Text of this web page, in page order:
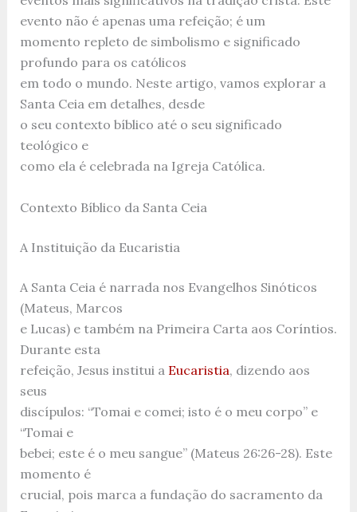
evento não é apenas uma refeição; é um
momento repleto de simbolismo e significado
profundo para os católicos
em todo o mundo. Neste artigo, vamos explorar a
Santa Ceia em detalhes, desde
o seu contexto bíblico até o seu significado
teológico e
como ela é celebrada na Igreja Católica.
Contexto Bíblico da Santa Ceia
A Instituição da Eucaristia
A Santa Ceia é narrada nos Evangelhos Sinóticos
(Mateus, Marcos
e Lucas) e também na Primeira Carta aos Coríntios.
Durante esta
refeição, Jesus institui a Eucaristia, dizendo aos
seus
discípulos: “Tomai e comei; isto é o meu corpo” e
“Tomai e
bebei; este é o meu sangue” (Mateus 26:26-28). Este
momento é
crucial, pois marca a fundação do sacramento da